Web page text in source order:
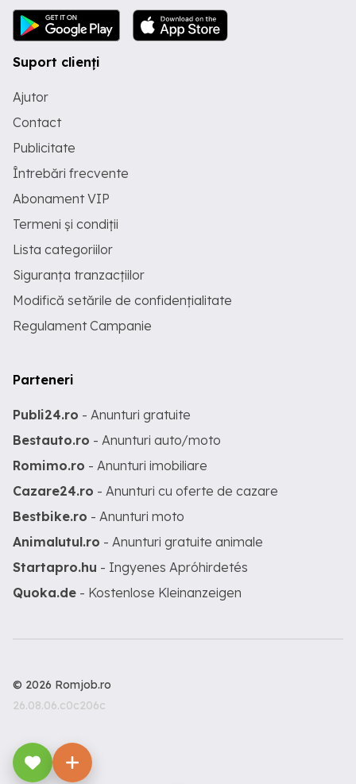
Suport clienți
Ajutor
Contact
Publicitate
Întrebări frecvente
Abonament VIP
Termeni și condiții
Lista categoriilor
Siguranța tranzacțiilor
Modifică setările de confidențialitate
Regulament Campanie
Parteneri
Publi24.ro - Anunturi gratuite
Bestauto.ro - Anunturi auto/moto
Romimo.ro - Anunturi imobiliare
Cazare24.ro - Anunturi cu oferte de cazare
Bestbike.ro - Anunturi moto
Animalutul.ro - Anunturi gratuite animale
Startapro.hu - Ingyenes Apróhirdetés
Quoka.de - Kostenlose Kleinanzeigen
© 2026 Romjob.ro
26.08.06.c0c206c